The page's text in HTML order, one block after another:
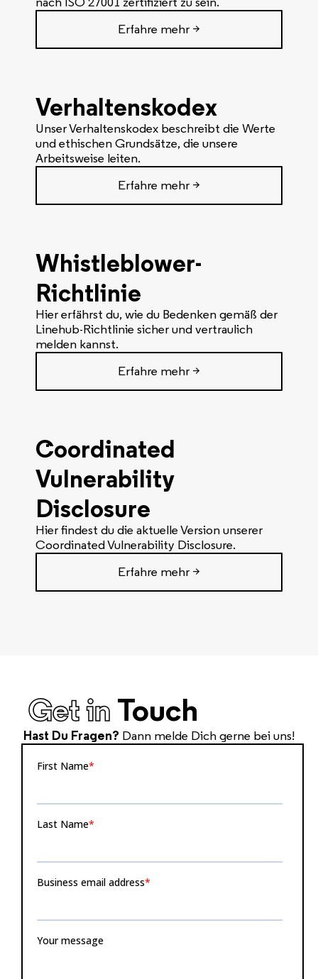
Erfahre mehr >
Verhaltenskodex
Unser Verhaltenskodex beschreibt die Werte
und ethischen Grundsätze, die unsere
Arbeitsweise leiten.
Erfahre mehr >
Whistleblower-
Richtlinie
Hier erfährst du, wie du Bedenken gemäß der
Linehub-Richtlinie sicher und vertraulich
melden kannst.
Erfahre mehr >
Coordinated
Vulnerability
Disclosure
Hier findest du die aktuelle Version unserer
Coordinated Vulnerability Disclosure.
Erfahre mehr >
Get inTouch
Hast Du Fragen? Dann melde Dich gerne bei uns!